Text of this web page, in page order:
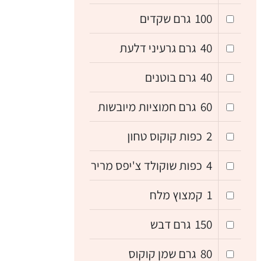
100 גרם שקדים
40 גרם גרעיני דלעת
40 גרם בוטנים
60 גרם חמוציות מיובשות
2 כפות קוקוס טחון
4 כפות שוקולד צ'יפס מריר
1 קמצוץ מלח
150 גרם דבש
80 גרם שמן קוקוס